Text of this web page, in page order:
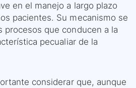
en el manejo a largo plazo
pacientes. Su mecanismo se
procesos que conducen a la
pecualiar de la
considerar que, aunque